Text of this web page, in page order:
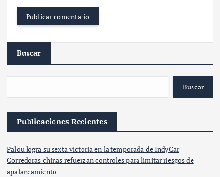
Buscar
Buscar
Publicaciones Recientes
Palou logra su sexta victoria en la temporada de IndyCar
Corredoras chinas refuerzan controles para limitar riesgos de
apalancamiento